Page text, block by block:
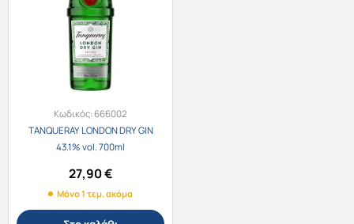
Κωδικός:666002
TANQUERAY LONDON DRY GIN
43.1% vol. 700ml
27,90€
Μόνο 1 τεμ. ακόμα